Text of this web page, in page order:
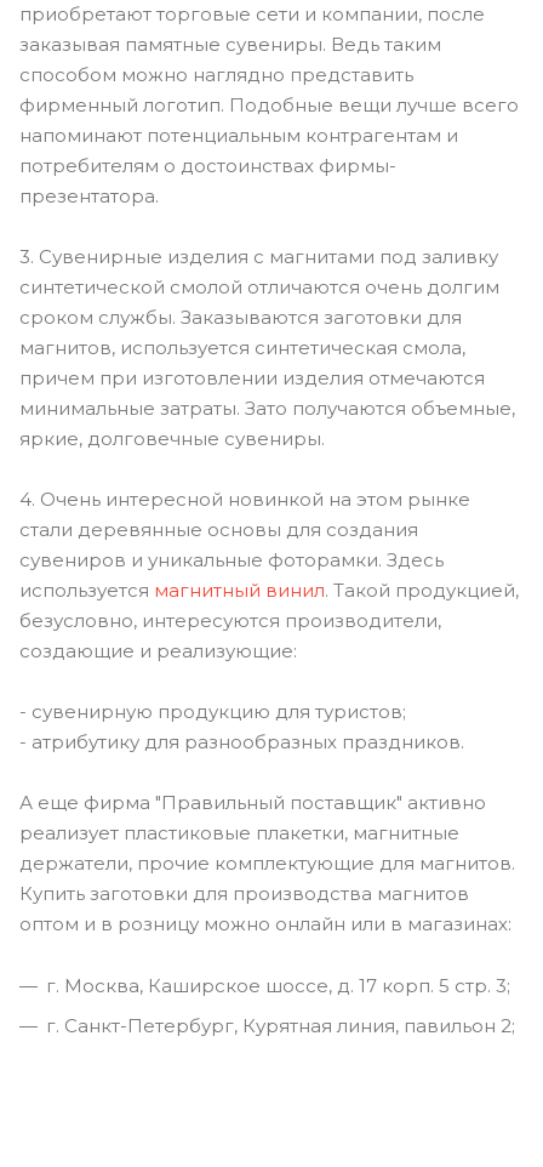
приобретают торговые сети и компании, после
заказывая памятные сувениры. Ведь таким
способом можно наглядно представить
фирменный логотип. Подобные вещи лучше всего
напоминают потенциальным контрагентам и
потребителям о достоинствах фирмы-
презентатора.
3. Сувенирные изделия с магнитами под заливку
синтетической смолой отличаются очень долгим
сроком службы. Заказываются заготовки для
магнитов, используется синтетическая смола,
причем при изготовлении изделия отмечаются
минимальные затраты. Зато получаются объемные,
яркие, долговечные сувениры.
4. Очень интересной новинкой на этом рынке
стали деревянные основы для создания
сувениров и уникальные фоторамки. Здесь
используется магнитный винил. Такой продукцией,
безусловно, интересуются производители,
создающие и реализующие:
- сувенирную продукцию для туристов;
- атрибутику для разнообразных праздников.
А еще фирма "Правильный поставщик" активно
реализует пластиковые плакетки, магнитные
держатели, прочие комплектующие для магнитов.
Купить заготовки для производства магнитов
оптом и в розницу можно онлайн или в магазинах:
г. Москва, Каширское шоссе, д. 17 корп. 5 стр. 3;
г. Санкт-Петербург, Курятная линия, павильон 2;